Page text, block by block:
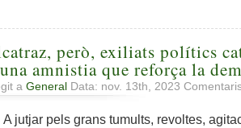
però, exiliats polítics
amnistia que reforça la
a General Data: nov. 13th, 2023
jutjar pels grans tumults, revoltes,